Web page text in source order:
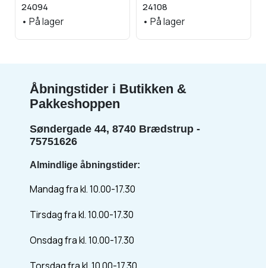
24094
• På lager
24108
• På lager
Åbningstider i Butikken &
Pakkeshoppen
Søndergade 44, 8740 Brædstrup -
75751626
Almindlige åbningstider:
Mandag fra kl. 10.00-17.30
Tirsdag fra kl. 10.00-17.30
Onsdag fra kl. 10.00-17.30